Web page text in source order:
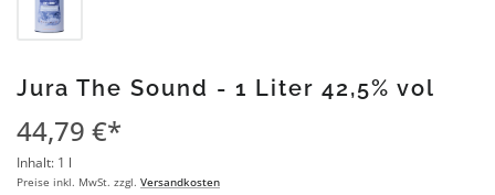
Jura The Sound - 1 Liter 42,5% vol
44,79 €*
Inhalt: 1 l
Preise inkl. MwSt. zzgl. Versandkosten